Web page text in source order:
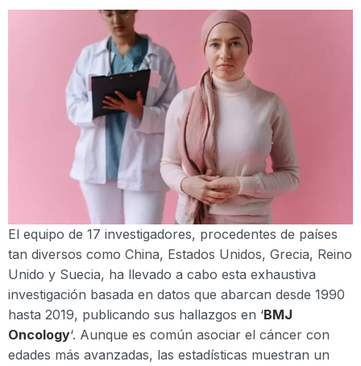
El equipo de 17 investigadores, procedentes de países
tan diversos como China, Estados Unidos, Grecia, Reino
Unido y Suecia, ha llevado a cabo esta exhaustiva
investigación basada en datos que abarcan desde 1990
hasta 2019, publicando sus hallazgos en ‘BMJ
Oncology‘. Aunque es común asociar el cáncer con
edades más avanzadas, las estadísticas muestran un